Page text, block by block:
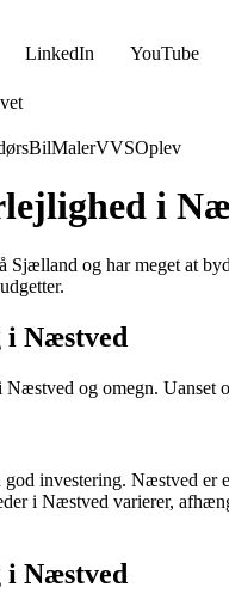
LinkedIn YouTube
BilMalerVVSOplev
i
Sjælland og har meget at
Næstved
og omegn. Uanset
investering. Næstved er
i Næstved varierer,
Næstved